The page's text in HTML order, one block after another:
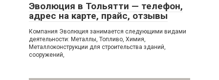
Эволюция в Тольятти — телефон,
адрес на карте, прайс, отзывы
Компания Эволюция занимается следующими видами
деятельности: Металлы, Топливо, Химия,
Металлоконструкции для строительства зданий,
сооружений,